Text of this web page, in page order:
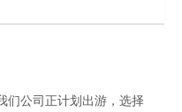
们公司正计划出游，选择